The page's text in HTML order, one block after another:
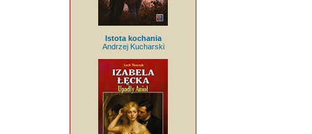
Istota kochania
Andrzej Kucharski